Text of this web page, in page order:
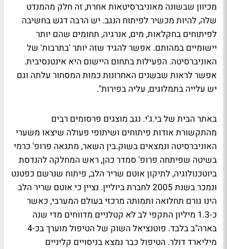
מכיוון שבשונה מאוניברסיטאות אחרת, זה חלק מהמנדט
שלה, להיות מכשיר לפיתוח הנגב. יש הרבה דגש בחשיבה
לפיתוחים בחקלאות, מים, אנרגיה, תחומים שהם יותר
יישומיים במהותם. אפשר להגיד שזה יותר 'בתרבות' של
האוניברסיטה. הפעילות בתחום היישום היא אינטנסיבית.
אפשר לראות שבשנים האחרונות כמות המסחור עלתה וגם
יש עלייה בתמלוגים, עליה בפירות".
באתר הבית של בי.ג'י. נגב מוצגים פרסומים רבים
מהתקשורת אודות פיתוחים ושיתופי פעולה שיצאו משערי
האוניברסיטה ונמצאים בשוק.בין השאר, מתגאה פרופ' כרמי
בשיטה שפיתחה פרופ' סמדר כהן, ראש המחלקה להנדסת
ביוטכנולוגיה, לתיקון אוטם שריר הלב, פיתוח שנרשם כפטנט
ונמכר בשנת 2005 לחברת ביוליין. נציין כי אוטם שריר הלב
הינו גורם תחלואה ותמותה מרכזי בעולם המערבי, כאשר
כ-1.3 מיליון התקפי לב לא קטלניים מדווחים מדי שנה
בארה"ב בלבד. פוטנציאל השוק של הטיפול מוערך בכ-4
מיליארד דולר. הטיפול כבר נמצא בניסויים קליניים